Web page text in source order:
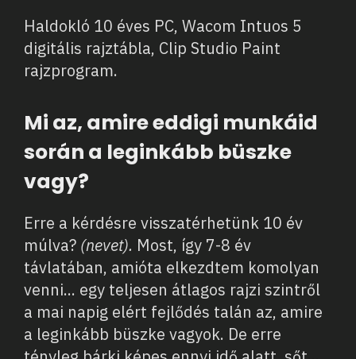
Haldokló 10 éves PC, Wacom Intuos 5
digitális rajztábla, Clip Studio Paint
rajzprogram.
Mi az, amire eddigi munkáid
során a leginkább büszke
vagy?
Erre a kérdésre visszatérhetünk 10 év
múlva? (nevet). Most, így 7-8 év
távlatában, amióta elkezdtem komolyan
venni... egy teljesen átlagos rajzi szintről
a mai napig elért fejlődés talán az, amire
a leginkább büszke vagyok. De erre